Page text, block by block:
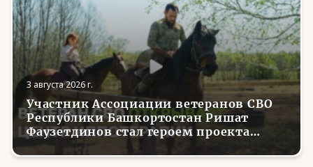
3 августа 2026 г.
Участник Ассоциации ветеранов СВО
Республики Башкортостан Ришат
Фаузетдинов стал героем проекта
телеканала RT.Док «Держи удар! С
Николаем Валуевым»